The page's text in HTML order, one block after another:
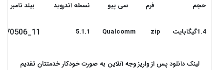
حجم فرم سی پیو نسخه اندروید بیلد نامبر
1.4گیگابایت zip
Qualcomm
5.1.1
11_170506
لینک دانلود پس از واریز وجه آنلاین به صورت خودکار خدمتتان تقدیم